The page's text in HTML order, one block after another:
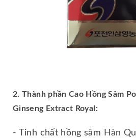
2. Thành phần Cao Hồng Sâm
Ginseng Extract Royal:
- Tinh chất hồng sâm Hàn